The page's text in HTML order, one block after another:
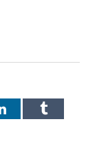
LinkedInTumblr